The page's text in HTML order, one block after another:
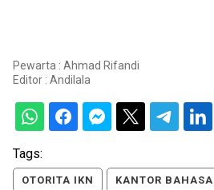
Pewarta : Ahmad Rifandi
Editor : Andilala
Tags:
OTORITA IKN KANTOR